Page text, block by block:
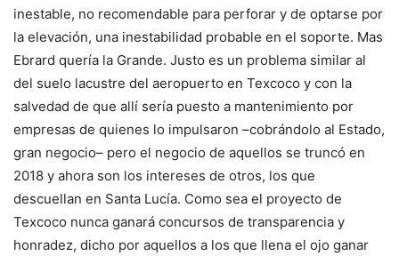
inestable, no recomendable para perforar y de optarse por
la elevación, una inestabilidad probable en el soporte. Mas
Ebrard quería la Grande. Justo es un problema similar al
del suelo lacustre del aeropuerto en Texcoco y con la
salvedad de que allí sería puesto a mantenimiento por
empresas de quienes lo impulsaron –cobrándolo al Estado,
gran negocio– pero el negocio de aquellos se truncó en
2018 y ahora son los intereses de otros, los que
descuellan en Santa Lucía. Como sea el proyecto de
Texcoco nunca ganará concursos de transparencia y
honradez, dicho por aquellos a los que llena el ojo ganar